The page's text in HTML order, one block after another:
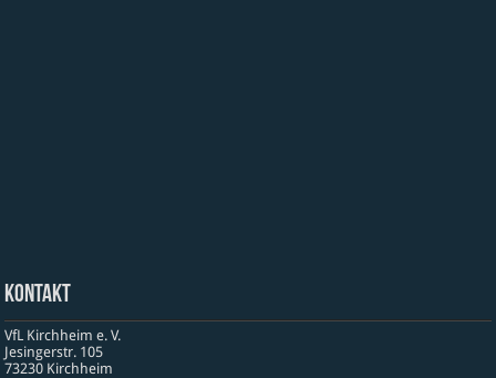
Kontakt
VfL Kirchheim e. V.
Jesinger­str. 105
73230 Kirch­heim